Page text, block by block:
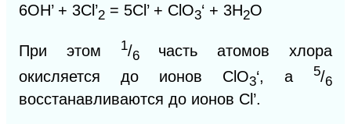
6OH’ + 3Cl’2 = 5Cl’ + ClO3‘ + 3H2O
При этом 1/6часть атомов хлора
окисляется до ионов СlO3‘, а 5/6
восстанавливаются до ионов Сl’.